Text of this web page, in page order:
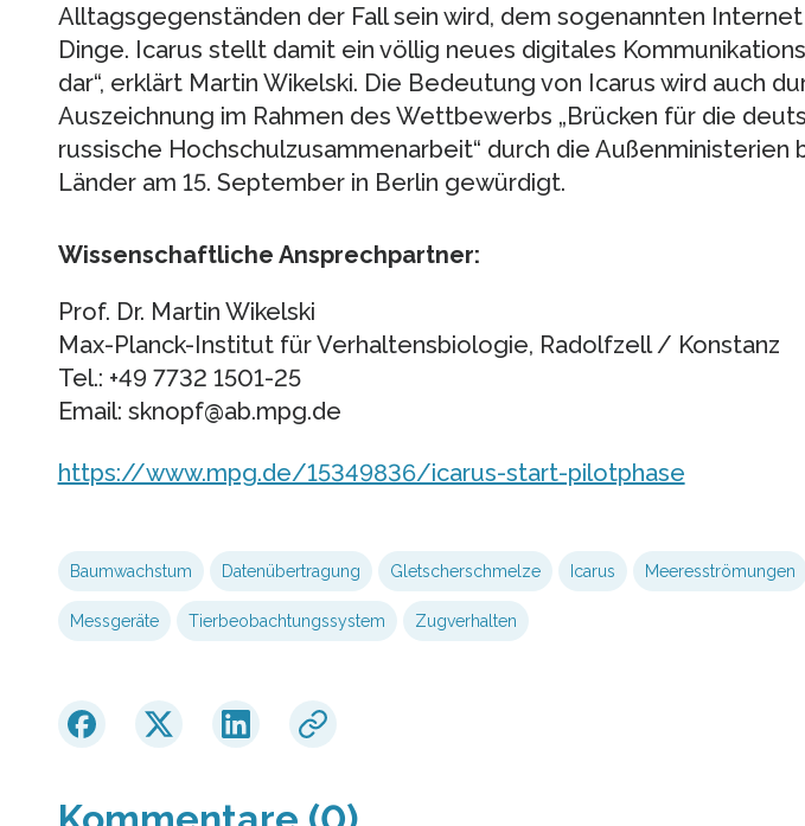
Alltagsgegenständen der Fall sein wird, dem sogenannten
Dinge. Icarus stellt damit ein völlig neues digitales
dar“, erklärt Martin Wikelski. Die Bedeutung von Icarus wird auch
Auszeichnung im Rahmen des Wettbewerbs „Brücken für die
russische Hochschulzusammenarbeit“ durch die Außenministerien
Länder am 15. September in Berlin gewürdigt.
Wissenschaftliche Ansprechpartner:
Prof. Dr. Martin Wikelski
Max-Planck-Institut für Verhaltensbiologie, Radolfzell / Konstanz
Tel.: +49 7732 1501-25
Email: sknopf@ab.mpg.de
https://www.mpg.de/15349836/icarus-start-pilotphase
Baumwachstum Datenübertragung Gletscherschmelze Icarus Meeresströmungen
Messgeräte Tierbeobachtungssystem Zugverhalten